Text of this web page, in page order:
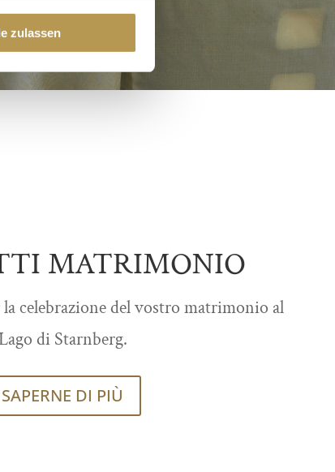
zulassen
MATRIMONIO
celebrazione del vostro matrimonio al
di Starnberg.
SAPERNE DI PIÙ